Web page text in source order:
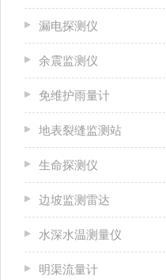
漏电探测仪
余震监测仪
免维护雨量计
地表裂缝监测站
生命探测仪
边坡监测雷达
水深水温测量仪
明渠流量计